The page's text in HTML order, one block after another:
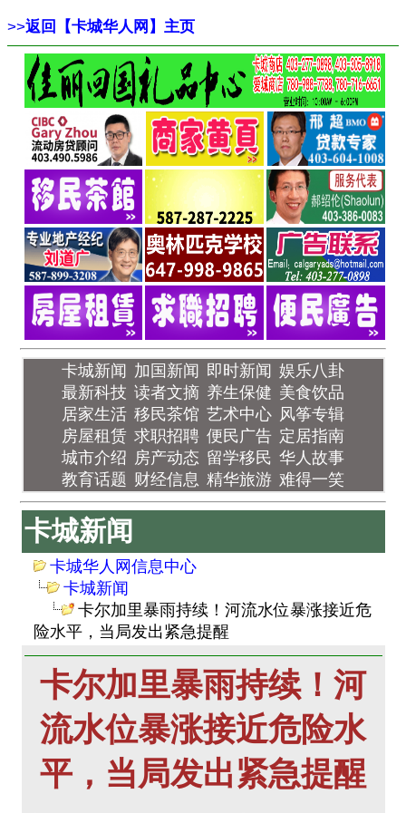
>>返回【卡城华人网】主页
卡城新闻 加国新闻 即时新闻 娱乐八卦
最新科技 读者文摘 养生保健 美食饮品
居家生活 移民茶馆 艺术中心 风筝专辑
房屋租赁 求职招聘 便民广告 定居指南
城市介绍 房产动态 留学移民 华人故事
教育话题 财经信息 精华旅游 难得一笑
卡城新闻
卡城华人网信息中心
卡城新闻
卡尔加里暴雨持续！河流水位暴涨接近危
险水平，当局发出紧急提醒
卡尔加里暴雨持续！河
流水位暴涨接近危险水
平，当局发出紧急提醒